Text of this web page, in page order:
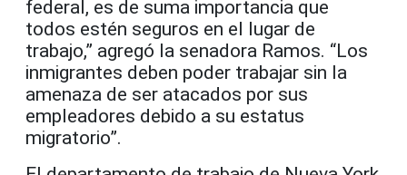
federal, es de suma importancia que
todos estén seguros en el lugar de
trabajo,” agregó la senadora Ramos. “Los
inmigrantes deben poder trabajar sin la
amenaza de ser atacados por sus
empleadores debido a su estatus
migratorio”.